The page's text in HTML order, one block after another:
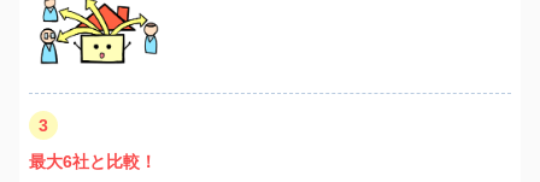
3
最大6社と比較！